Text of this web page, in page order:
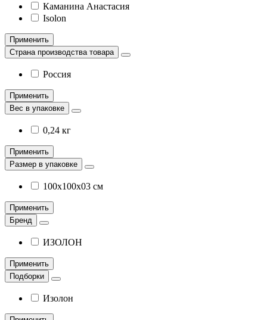
Каманина Анастасия
Isolon
Применить
Страна производства товара
Россия
Применить
Вес в упаковке
0,24 кг
Применить
Размер в упаковке
100х100х03 см
Применить
Бренд
ИЗОЛОН
Применить
Подборки
Изолон